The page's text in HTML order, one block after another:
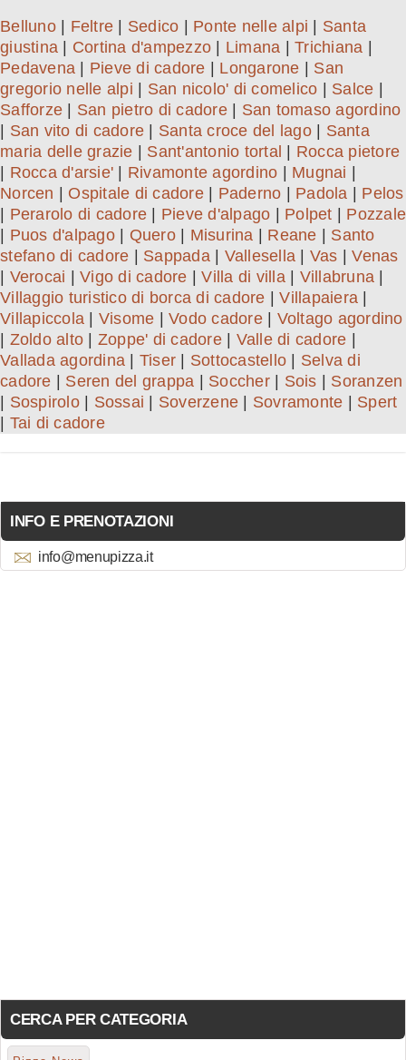
Belluno| Feltre Sedico Ponte nelle alpi
Santa
giustina
Cortina d'ampezzo Limana Trichiana
Pedavena
Pieve di cadore Longarone
San
gregorio nelle alpi
San nicolo' di comelico Salce
Safforze
San pietro di cadore| San tomaso agordino
San vito di cadore Santa croce del lago| Santa
maria delle grazie
Sant'antonio tortal
Rocca pietore
Rocca d'arsie' Rivamonte agordino Mugnai
Norcen
Ospitale di cadore| Paderno Padola
Pelos
Perarolo di cadore Pieve d'alpago Polpet
Pozzale
Puos d'alpago| Quero| Misurina Reane
Santo
stefano di cadore
Sappada| Vallesella Vas |Venas
Verocai Vigo di cadore |Villa di villa| Villabruna
Villaggio turistico di borca di cadore |Villapaiera
Villapiccola
Visome Vodo cadore| Voltago agordino
Zoldo alto Zoppe' di cadore| Valle di cadore
Vallada agordina
Tiser Sottocastello
Selva di
cadore
Seren del grappa Soccher| Sois
Soranzen
Sospirolo| Sossai Soverzene Sovramonte
Spert
Tai di cadore
INFO E PRENOTAZIONI
info@menupizza.it
CERCA PER CATEGORIA